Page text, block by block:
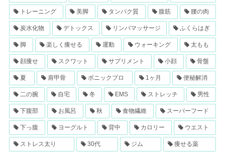
トレーニング 美脚 タンパク質 腹筋 腰の肉
炭水化物 デトックス リンパマッサージ ふくらはぎ
脚 楽しく痩せる 運動 ウォーキング 太もも
顔痩せ スクワット サプリメント 小顔 骨盤
夏 肩甲骨 ボニックプロ 1ヶ月 便秘解消
二の腕 自宅 冬 EMS ストレッチ 男性
下腹部 お風呂 秋 食物繊維 スーパーフード
下っ腹 ヨーグルト 背中 カロリー ウエスト
ストレス太り 30代 ジム 痩せる薬